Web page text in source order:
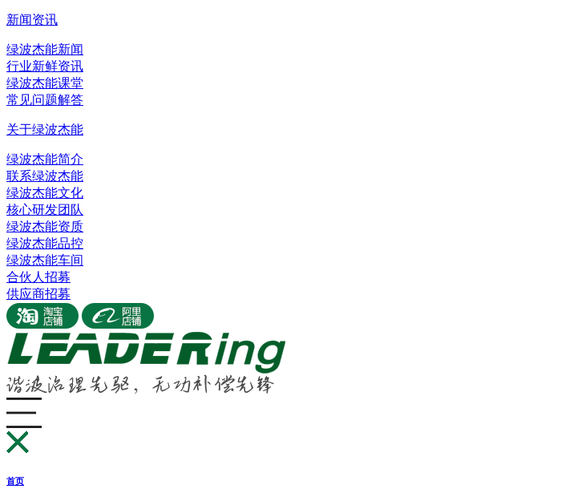
新闻资讯
绿波杰能新闻
行业新鲜资讯
绿波杰能课堂
常见问题解答
关于绿波杰能
绿波杰能简介
联系绿波杰能
绿波杰能文化
核心研发团队
绿波杰能资质
绿波杰能品控
绿波杰能车间
合伙人招募
供应商招募
首页